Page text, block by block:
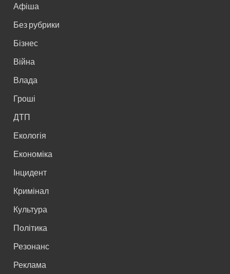
Афіша
Без рубрики
Бізнес
Війна
Влада
Гроші
ДТП
Екологія
Економіка
Інцидент
Кримінал
Культура
Політика
Резонанс
Реклама